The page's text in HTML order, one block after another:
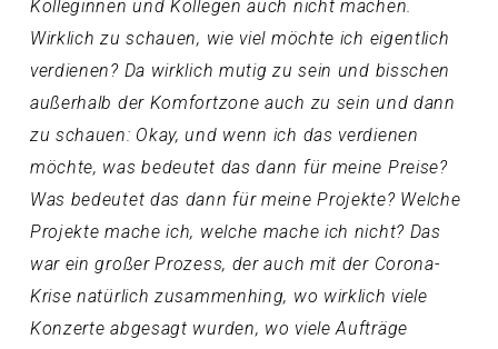
Kolleginnen und Kollegen auch nicht machen.
Wirklich zu schauen, wie viel möchte ich eigentlich
verdienen? Da wirklich mutig zu sein und bisschen
außerhalb der Komfortzone auch zu sein und dann
zu schauen: Okay, und wenn ich das verdienen
möchte, was bedeutet das dann für meine Preise?
Was bedeutet das dann für meine Projekte? Welche
Projekte mache ich, welche mache ich nicht? Das
war ein großer Prozess, der auch mit der Corona-
Krise natürlich zusammenhing, wo wirklich viele
Konzerte abgesagt wurden, wo viele Aufträge